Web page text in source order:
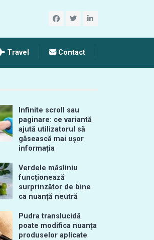
Travel Contact
Infinite scroll sau
paginare: ce variantă
ajută utilizatorul să
găsească mai ușor
informația
Verdele măsliniu
funcționează
surprinzător de bine
ca nuanță neutră
Pudra translucidă
poate modifica nuanța
produselor aplicate